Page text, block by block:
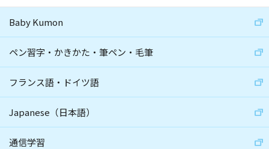
Baby Kumon
ペン習字・かきかた・筆ペン・毛筆
フランス語・ドイツ語
Japanese（日本語）
通信学習